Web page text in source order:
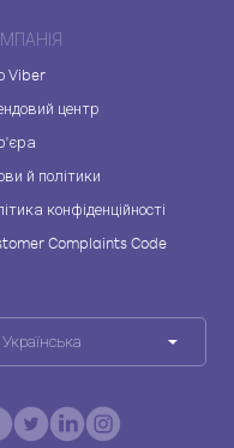
Viber
центр
й політики
конфіденційності
Complaints Code
Українська